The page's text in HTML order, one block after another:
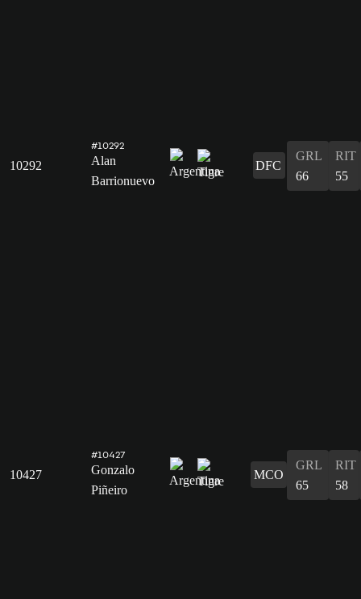
10292
#10292
Alan
Barrionuevo
DFC
GRL
66
RIT
55
10427
#10427
Gonzalo
Piñeiro
MCO
GRL
65
RIT
58